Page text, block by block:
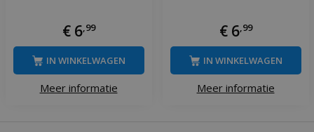
€ 6,99
Meer informatie
IN WINKELWAGEN
€ 6,99
Meer informatie
IN WINKELWAGEN